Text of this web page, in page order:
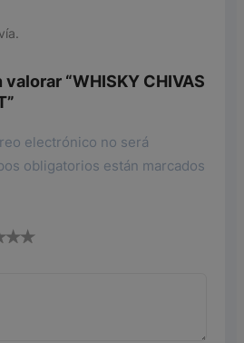
“WHISKY CHIVAS
electrónico no será
obligatorios están marcados